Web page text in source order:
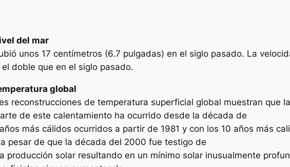
del mar
unos 17 centímetros (6.7 pulgadas) en el siglo pasado. La
doble que en el siglo pasado.
global
reconstrucciones de temperatura superficial global muestran que
de este calentamiento ha ocurrido desde la década de
más cálidos ocurridos a partir de 1981 y con los 10 años más
pesar de que la década del 2000 fue testigo de
producción solar resultando en un mínimo solar inusualmente